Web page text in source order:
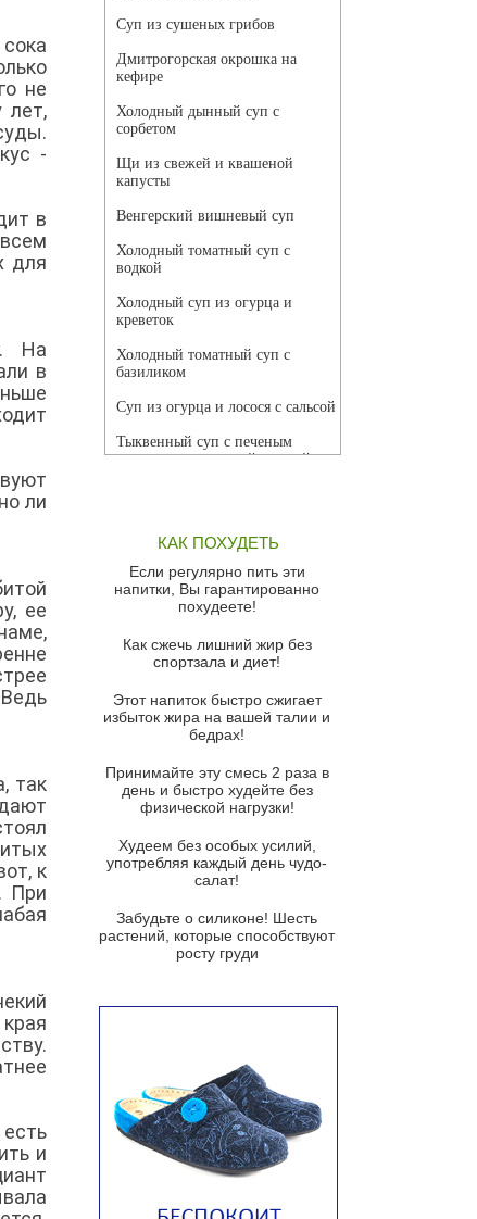
не
лет,
-
в
для
На
в
ли
ее
так
к
При
и
Суп из сушеных грибов
Дмитрогорская окрошка на
кефире
Холодный дынный суп с
сорбетом
Щи из свежей и квашеной
капусты
Венгерский вишневый суп
Холодный томатный суп с
водкой
Холодный суп из огурца и
креветок
Холодный томатный суп с
базиликом
Суп из огурца и лосося с сальсой
Тыквенный суп с печеным
чесноком и томатной сальсой
красного перца
Парижский луковый суп
Суп из спаржи и горошка с
Суп-крем из цветной капусты
Французский луковый суп
Суп из баклажанов с моцареллой
Грибной крем-суп с кростини с
козьим сыром
Суп мисо с зеленым луком и
тофу
из рукколы
Португальский чесночный суп с
Ирландский картофельный суп
Суп из пастернака
Пряный морковный суп во время
зимних холодов
КАК ПОХУДЕТЬ
Если регулярно пить эти
напитки, Вы гарантированно
похудеете!
Как сжечь лишний жир без
спортзала и диет!
Этот напиток быстро сжигает
избыток жира на вашей талии и
бедрах!
Принимайте эту смесь 2 раза в
день и быстро худейте без
физической нагрузки!
Худеем без особых усилий,
употребляя каждый день чудо-
салат!
Забудьте о силиконе! Шесть
растений, которые способствуют
росту груди